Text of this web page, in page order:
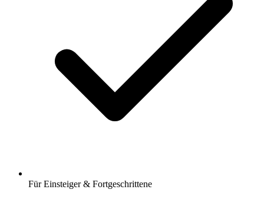
Für Einsteiger & Fortgeschrittene